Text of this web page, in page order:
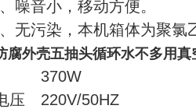
噪音小，移动方便。
无污染，本机箱体为聚氯
腐外壳五抽头循环水不多用真
370W
压
220V/50HZ